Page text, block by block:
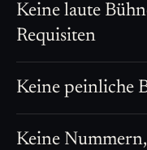
Keine laute
Requisiten
Keine peinliche
Keine